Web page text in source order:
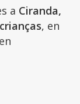
a Ciranda,
, en
en